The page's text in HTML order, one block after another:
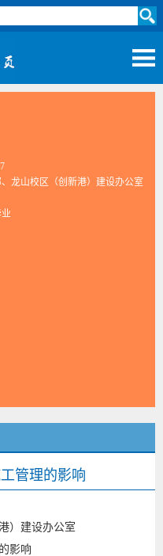
龙山校区（创新港）建设办公室
管理的影响
）建设办公室
影响